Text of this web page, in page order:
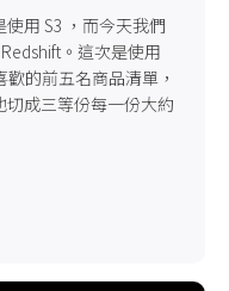
天我們
。這次是使用
歡的前五名商品清單，
切成三等份每一份大約